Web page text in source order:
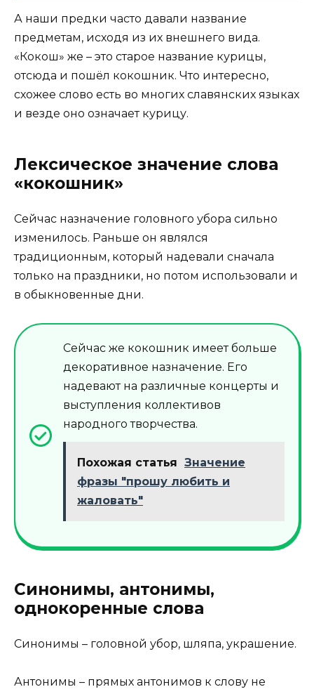
А наши предки часто давали название
предметам, исходя из их внешнего вида.
«Кокош» же – это старое название курицы,
отсюда и пошёл кокошник. Что интересно,
схожее слово есть во многих славянских языках
и везде оно означает курицу.
Лексическое значение слова
«кокошник»
Сейчас назначение головного убора сильно
изменилось. Раньше он являлся
традиционным, который надевали сначала
только на праздники, но потом использовали и
в обыкновенные дни.
Сейчас же кокошник имеет больше
декоративное назначение. Его
надевают на различные концерты и
выступления коллективов
народного творчества.
Похожая статья Значение
фразы "прошу любить и
жаловать"
Синонимы, антонимы,
однокоренные слова
Синонимы – головной убор, шляпа, украшение.
Антонимы – прямых антонимов к слову не